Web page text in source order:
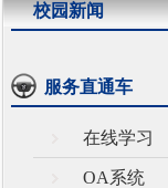
校园新闻
服务直通车
在线学习
OA系统